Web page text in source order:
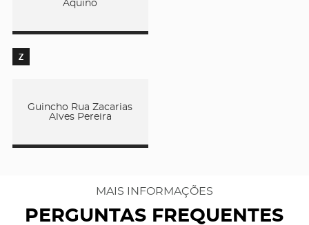
Aquino
Z
Guincho Rua Zacarias
Alves Pereira
MAIS INFORMAÇÕES
PERGUNTAS FREQUENTES